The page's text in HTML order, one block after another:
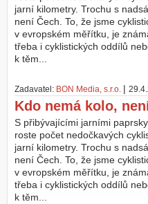
s
l
u
ž
b
Z
a
l
o
ž
i
t
ú
č
jarní kilometry. Trochu s
není Čech. To, že jsme
v evropském měřítku, je
třeba i cyklistických oddílů
k těm...
Zadavatel: BON Media, s.r.o. |
Kdo nemá kolo,
S přibývajícími jarními
roste počet nedočkavých
jarní kilometry. Trochu s
není Čech. To, že jsme
v evropském měřítku, je
třeba i cyklistických oddílů
k těm...